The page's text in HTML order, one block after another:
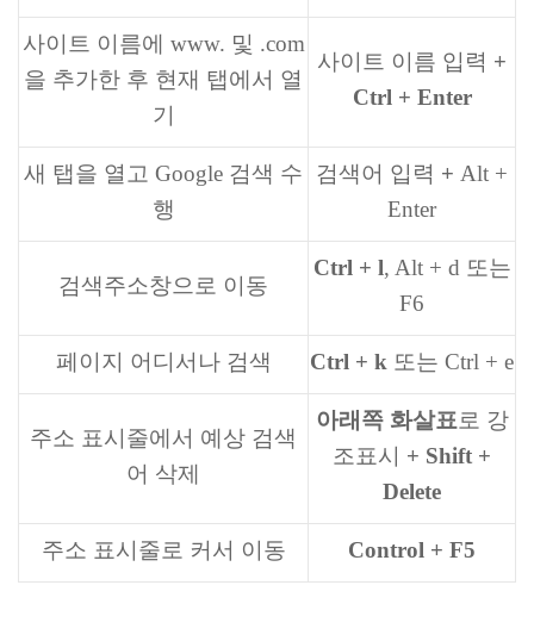
사이트 이름에 www. 및 .com
을 추가한 후 현재 탭에서 열
기
사이트 이름 입력 +
Ctrl + Enter
새 탭을 열고 Google 검색 수
행
검색어 입력 + Alt +
Enter
검색주소창으로 이동
Ctrl + l, Alt + d 또는
F6
페이지 어디서나 검색 Ctrl + k 또는 Ctrl + e
주소 표시줄에서 예상 검색
어 삭제
아래쪽 화살표로 강
조표시
+ Shift +
Delete
주소 표시줄로 커서 이동 Control + F5